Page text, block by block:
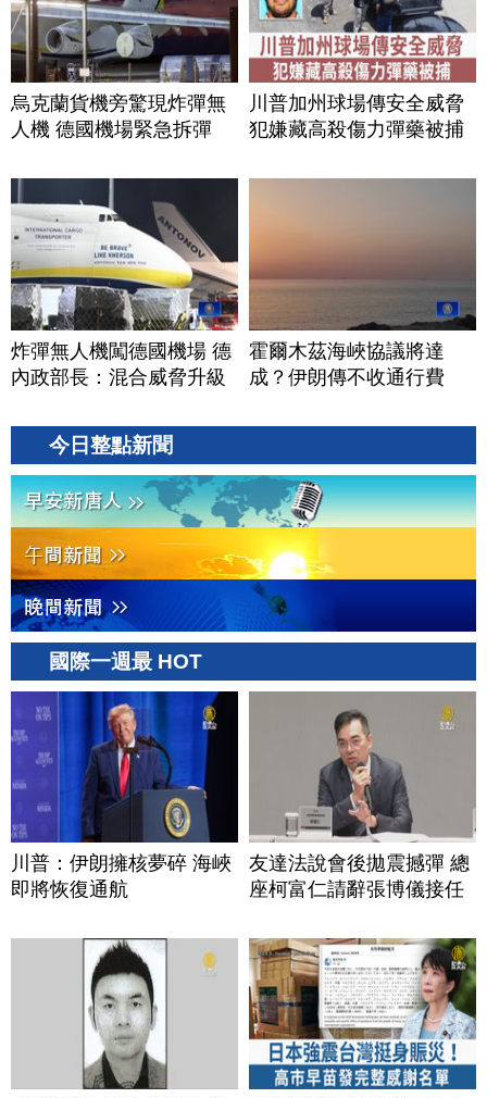
烏克蘭貨機旁驚現炸彈無
人機 德國機場緊急拆彈
川普加州球場傳安全威脅
犯嫌藏高殺傷力彈藥被捕
炸彈無人機闖德國機場 德
內政部長：混合威脅升級
霍爾木茲海峽協議將達
成？伊朗傳不收通行費
今日整點新聞
國際一週最 HOT
川普：伊朗擁核夢碎 海峽
即將恢復通航
友達法說會後拋震撼彈 總
座柯富仁請辭張博儀接任